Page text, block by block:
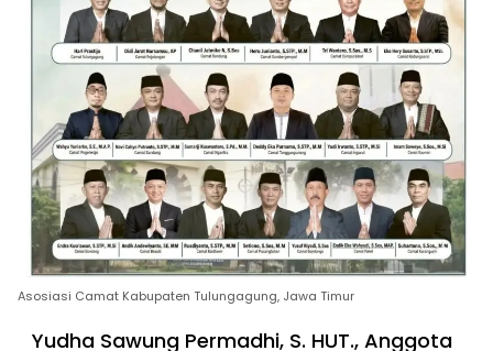
Asosiasi Camat Kabupaten Tulungagung, Jawa Timur
Yudha Sawung Permadhi, S. HUT., Anggota